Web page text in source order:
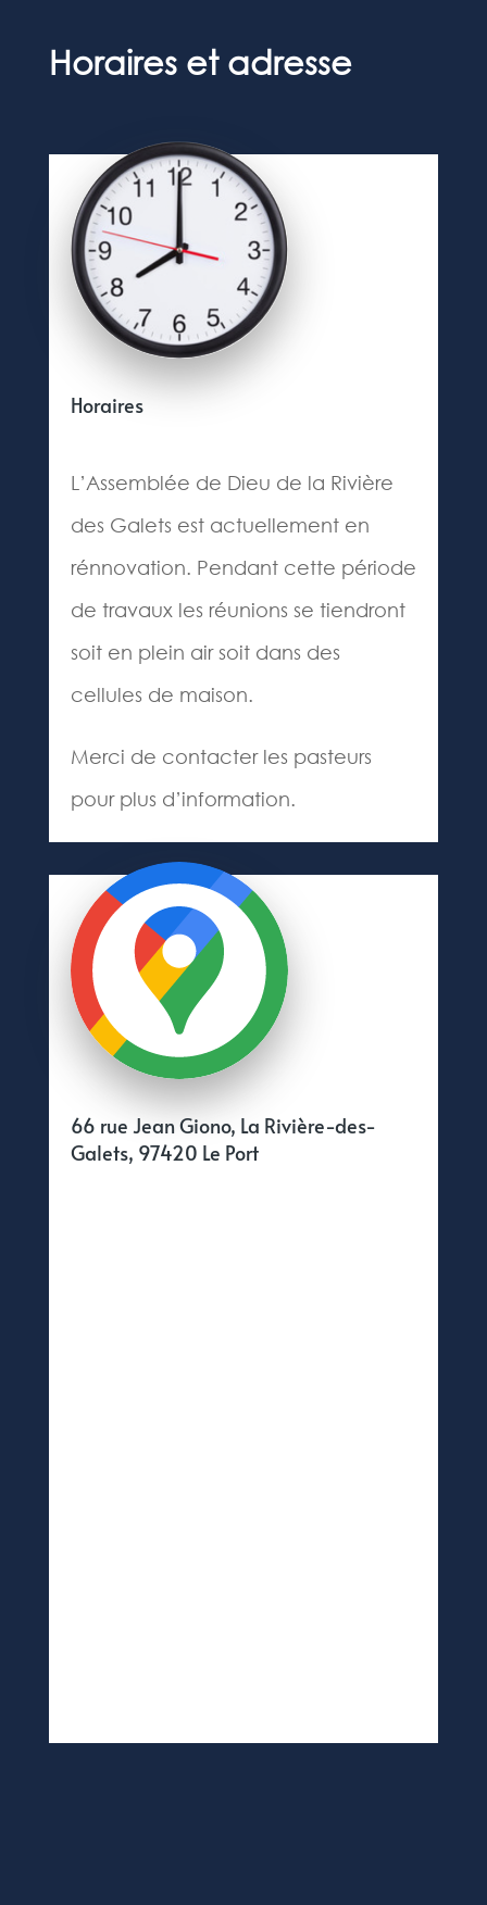
Horaires et adresse
Horaires
L’Assemblée de Dieu de la Rivière
des Galets est actuellement en
rénnovation. Pendant cette période
de travaux les réunions se tiendront
soit en plein air soit dans des
cellules de maison.
Merci de contacter les pasteurs
pour plus d’information.
66 rue Jean Giono, La Rivière-des-
Galets, 97420 Le Port